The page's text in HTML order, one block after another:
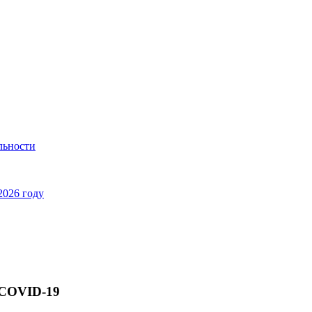
году
19